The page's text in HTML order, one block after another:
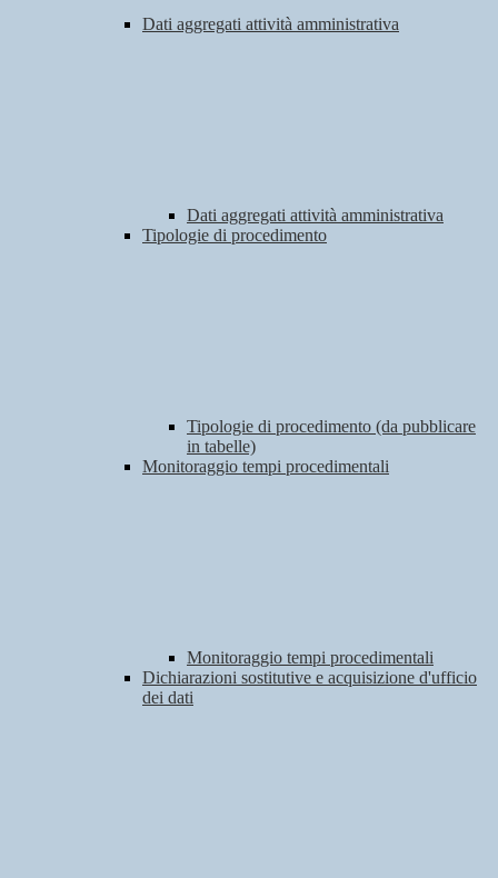
Dati aggregati attività amministrativa
Dati aggregati attività amministrativa
Tipologie di procedimento
Tipologie di procedimento (da pubblicare
in tabelle)
Monitoraggio tempi procedimentali
Monitoraggio tempi procedimentali
Dichiarazioni sostitutive e acquisizione d'ufficio
dei dati